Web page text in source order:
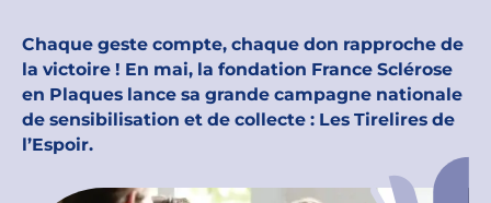
S’informer sur la recherche
Nous rejoindre
Chaque geste compte, chaque don rapproche de
la victoire ! En mai, la fondation France Sclérose
en Plaques lance sa grande campagne nationale
de sensibilisation et de collecte : Les Tirelires de
l’Espoir.